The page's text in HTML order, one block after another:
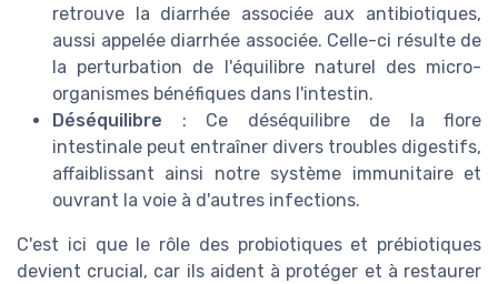
retrouve la diarrhée associée aux antibiotiques,
aussi appelée diarrhée associée. Celle-ci résulte de
la perturbation de l'équilibre naturel des micro-
organismes bénéfiques dans l'intestin.
Déséquilibre : Ce déséquilibre de la flore
intestinale peut entraîner divers troubles digestifs,
affaiblissant ainsi notre système immunitaire et
ouvrant la voie à d'autres infections.
C'est ici que le rôle des probiotiques et prébiotiques
devient crucial, car ils aident à protéger et à restaurer